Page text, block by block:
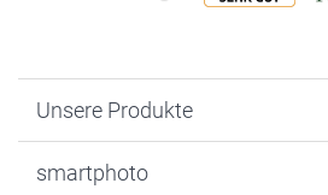
Unsere Produkte
Fotogeschenke
smartphoto